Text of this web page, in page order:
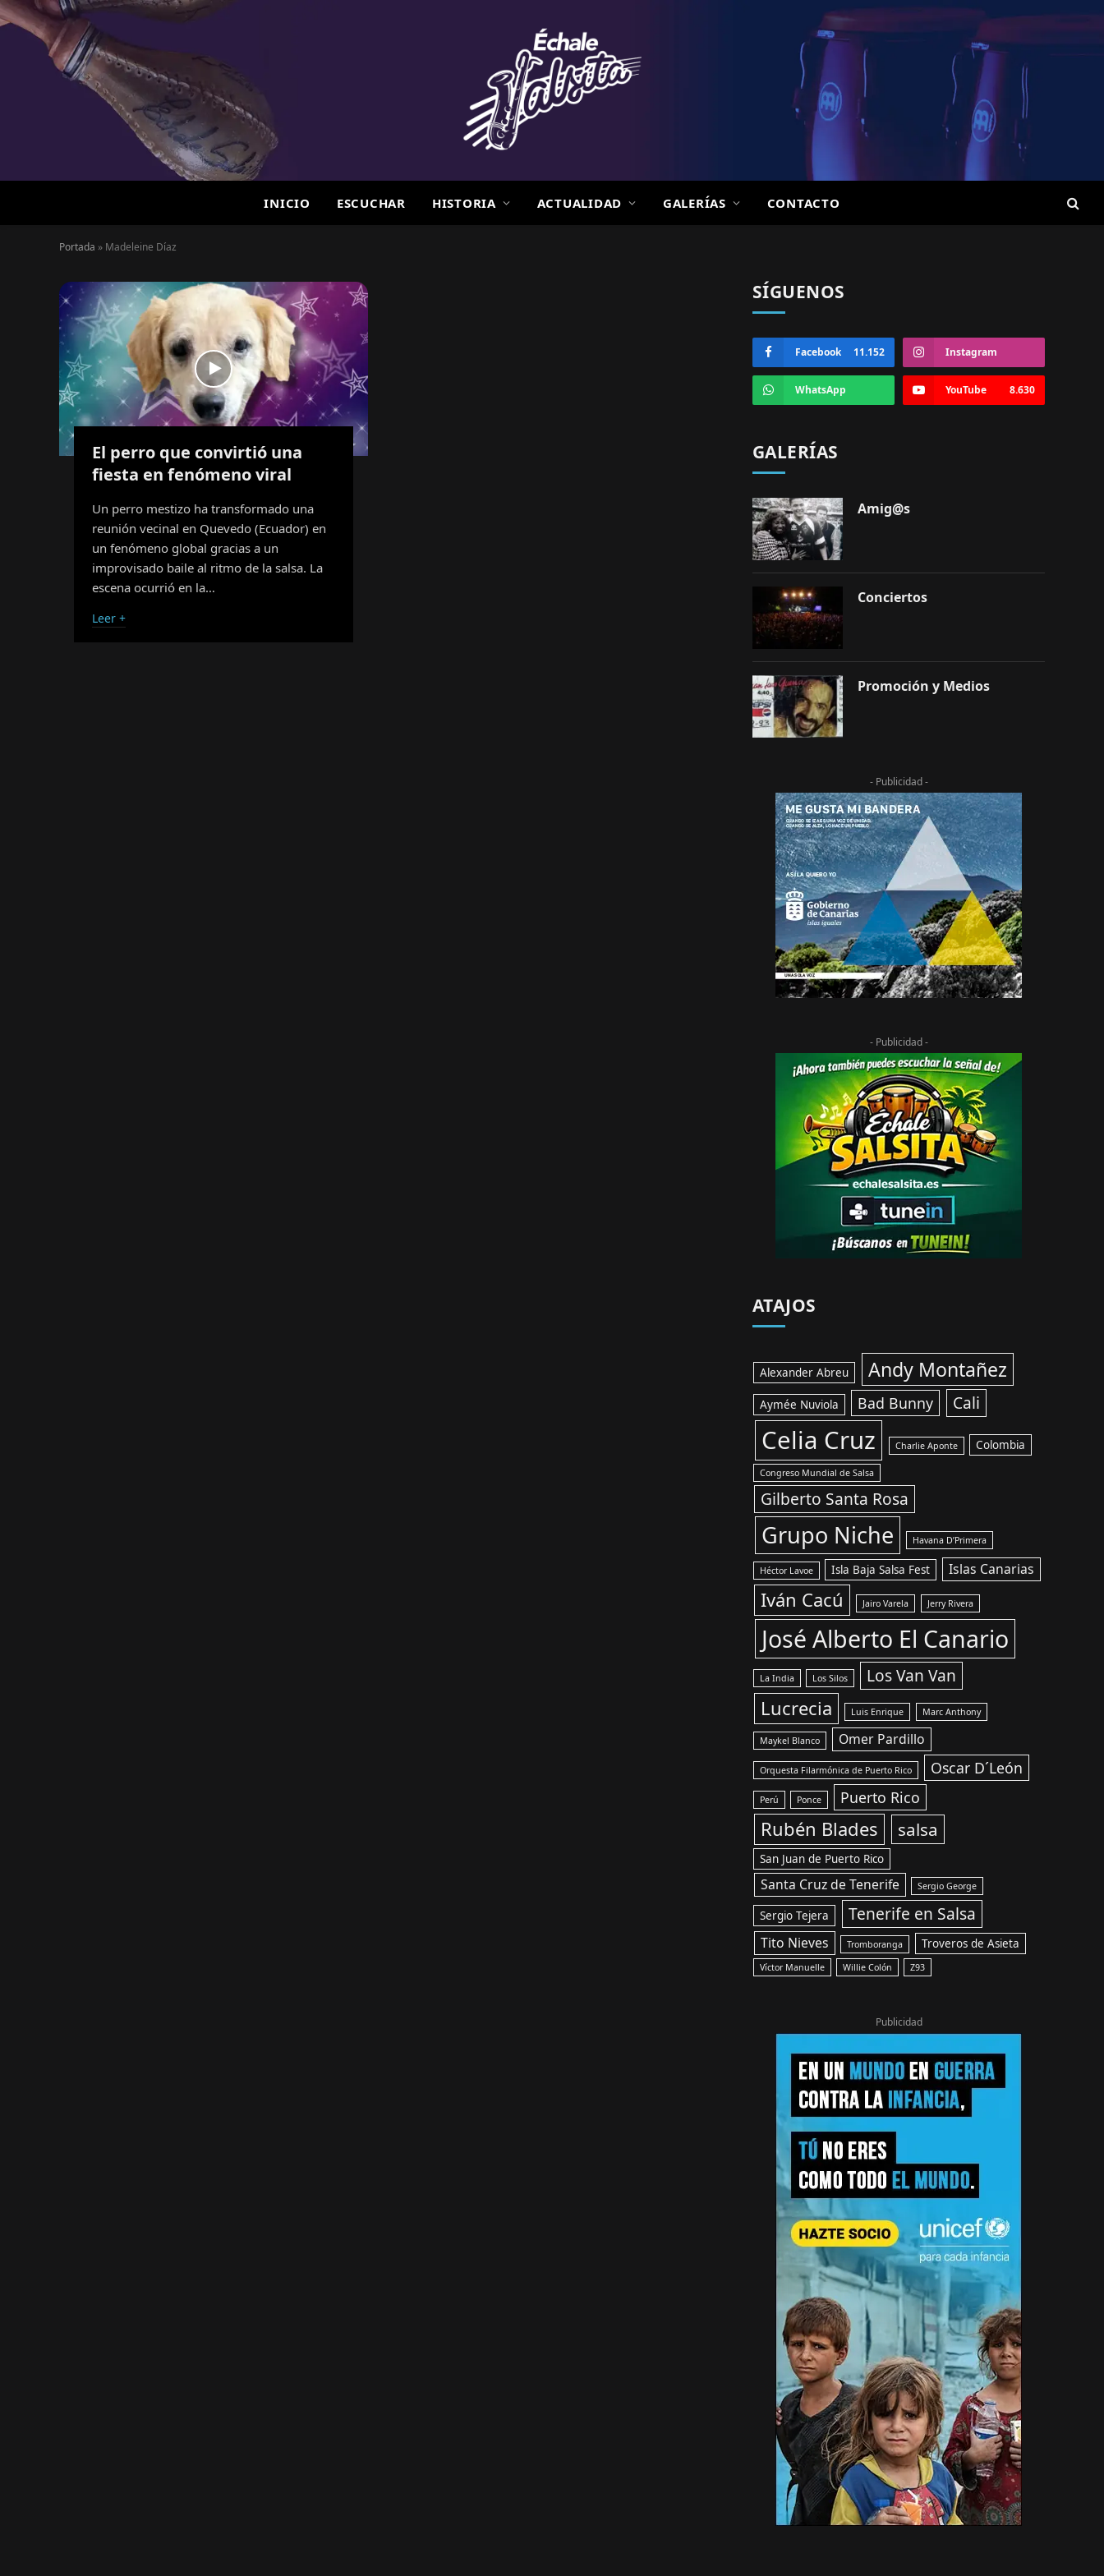
INICIO ESCUCHAR HISTORIA ACTUALIDAD GALERÍAS CONTACTO
Portada » Madeleine Díaz
El perro que convirtió una
fiesta en fenómeno viral
Un perro mestizo ha transformado una
reunión vecinal en Quevedo (Ecuador) en
un fenómeno global gracias a un
improvisado baile al ritmo de la salsa. La
escena ocurrió en la…
Leer +
SÍGUENOS
Facebook 11.152 Instagram
WhatsApp YouTube 8.630
GALERÍAS
Amig@s
Conciertos
Promoción y Medios
- Publicidad -
- Publicidad -
ATAJOS
Alexander Abreu Andy Montañez
Aymée Nuviola Bad Bunny Cali
Celia Cruz Charlie Aponte Colombia
Congreso Mundial de Salsa
Gilberto Santa Rosa
Grupo Niche Havana D’Primera
Héctor Lavoe Isla Baja Salsa Fest Islas Canarias
Iván Cacú Jairo Varela Jerry Rivera
José Alberto El Canario
La India Los Silos Los Van Van
Lucrecia Luis Enrique Marc Anthony
Maykel Blanco Omer Pardillo
Orquesta Filarmónica de Puerto Rico Oscar D´León
Perú Ponce Puerto Rico
Rubén Blades salsa
San Juan de Puerto Rico
Santa Cruz de Tenerife Sergio George
Sergio Tejera Tenerife en Salsa
Tito Nieves Tromboranga Troveros de Asieta
Víctor Manuelle Willie Colón Z93
Publicidad